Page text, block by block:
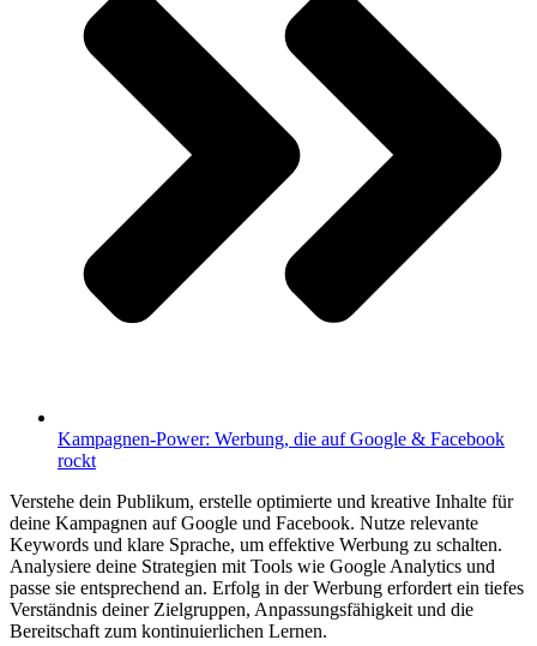
Kampagnen-Power: Werbung, die auf Google & Facebook
rockt
Verstehe dein Publikum, erstelle optimierte und kreative Inhalte für
deine Kampagnen auf Google und Facebook. Nutze relevante
Keywords und klare Sprache, um effektive Werbung zu schalten.
Analysiere deine Strategien mit Tools wie Google Analytics und
passe sie entsprechend an. Erfolg in der Werbung erfordert ein tiefes
Verständnis deiner Zielgruppen, Anpassungsfähigkeit und die
Bereitschaft zum kontinuierlichen Lernen.